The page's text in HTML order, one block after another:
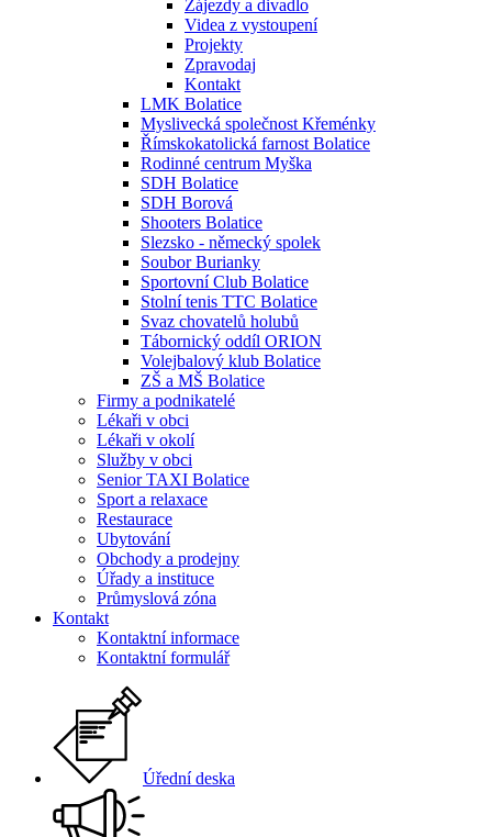
Zájezdy a divadlo
Videa z vystoupení
Projekty
Zpravodaj
Kontakt
LMK Bolatice
Myslivecká společnost Křeménky
Římskokatolická farnost Bolatice
Rodinné centrum Myška
SDH Bolatice
SDH Borová
Shooters Bolatice
Slezsko - německý spolek
Soubor Burianky
Sportovní Club Bolatice
Stolní tenis TTC Bolatice
Svaz chovatelů holubů
Tábornický oddíl ORION
Volejbalový klub Bolatice
ZŠ a MŠ Bolatice
Firmy a podnikatelé
Lékaři v obci
Lékaři v okolí
Služby v obci
Senior TAXI Bolatice
Sport a relaxace
Restaurace
Ubytování
Obchody a prodejny
Úřady a instituce
Průmyslová zóna
Kontakt
Kontaktní informace
Kontaktní formulář
Úřední deska